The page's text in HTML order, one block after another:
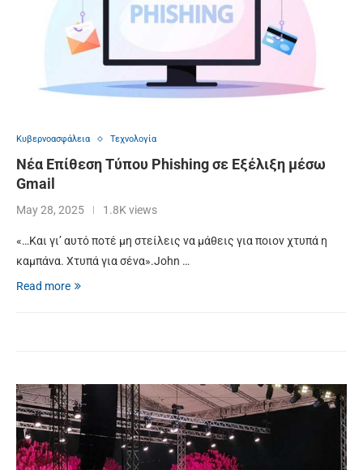
Κυβερνοασφάλεια Τεχνολογία
Νέα Επίθεση Τύπου Phishing σε Εξέλιξη μέσω
Gmail
May 28, 2025 1.8K views
«…Και γι’ αυτό ποτέ μη στείλεις να μάθεις για ποιον χτυπά η
καμπάνα. Χτυπά για σένα».John …
Read more